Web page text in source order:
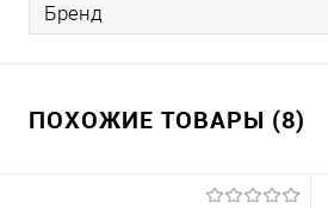
Бренд
ПОХОЖИЕ ТОВАРЫ (8)